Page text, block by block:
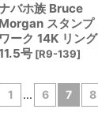
バホ族 Bruce
Morgan スタンプ
ワーク 14K リング
号 [R9-139]
1 ... 6 7 8